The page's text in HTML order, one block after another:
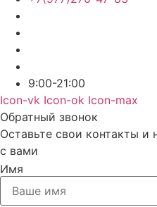
9:00-21:00
Icon-vk Icon-ok Icon-max
Обратный звонок
Оставьте свои контакты
с вами
Имя